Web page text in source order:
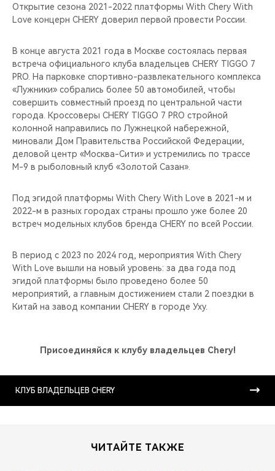
Открытие сезона 2021-2022 платформы With Chery With
Love концерн CHERY доверил первой провести России.
В конце августа 2021 года в Москве состоялась первая
встреча официального клуба владельцев CHERY TIGGO 7
PRO. На парковке спортивно-развлекательного комплекса
«Лужники» собрались более 50 автомобилей, чтобы
совершить совместный проезд по центральной части
города. Кроссоверы CHERY TIGGO 7 PRO стройной
колонной направились по Лужнецкой набережной,
миновали Дом Правительства Российской Федерации,
деловой центр «Москва-Сити» и устремились по трассе
М-9 в рыболовный клуб «Золотой Сазан».
Под эгидой платформы With Chery With Love в 2021-м и
2022-м в разных городах страны прошло уже более 20
встреч модельных клубов бренда CHERY по всей России.
В период с 2023 по 2024 год, мероприятия With Chery
With Love вышли на новый уровень: за два года под
эгидой платформы было проведено более 50
мероприятий, а главным достижением стали 2 поездки в
Китай на завод компании CHERY в городе Уху.
Присоединяйся к клубу владельцев Chery!
КЛУБ ВЛАДЕЛЬЦЕВ CHERY
ЧИТАЙТЕ ТАКЖЕ